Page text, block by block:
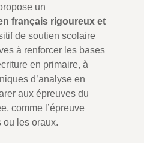
un
français rigoureux et
de soutien scolaire
à renforcer les bases
en primaire, à
d’analyse en
aux épreuves du
comme l’épreuve
ou les oraux.